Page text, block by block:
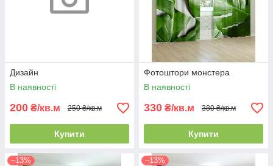
Дизайн
В наявності
200 ₴/кв.м 250 ₴/кв.м
Купити
Фотоштори монстера
В наявності
330 ₴/кв.м 380 ₴/кв.м
Купити
–13% –13%